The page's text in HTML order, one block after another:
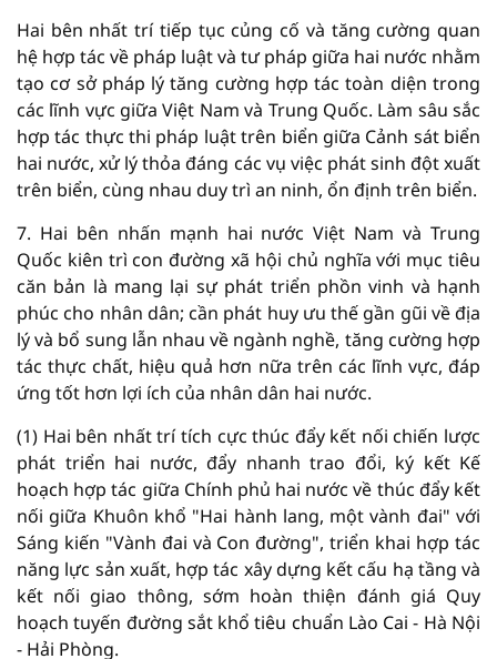
Hai bên nhất trí tiếp tục củng cố và tăng cường quan
hệ hợp tác về pháp luật và tư pháp giữa hai nước nhằm
tạo cơ sở pháp lý tăng cường hợp tác toàn diện trong
các lĩnh vực giữa Việt Nam và Trung Quốc. Làm sâu sắc
hợp tác thực thi pháp luật trên biển giữa Cảnh sát biển
hai nước, xử lý thỏa đáng các vụ việc phát sinh đột xuất
trên biển, cùng nhau duy trì an ninh, ổn định trên biển.
7. Hai bên nhấn mạnh hai nước Việt Nam và Trung
Quốc kiên trì con đường xã hội chủ nghĩa với mục tiêu
căn bản là mang lại sự phát triển phồn vinh và hạnh
phúc cho nhân dân; cần phát huy ưu thế gần gũi về địa
lý và bổ sung lẫn nhau về ngành nghề, tăng cường hợp
tác thực chất, hiệu quả hơn nữa trên các lĩnh vực, đáp
ứng tốt hơn lợi ích của nhân dân hai nước.
(1) Hai bên nhất trí tích cực thúc đẩy kết nối chiến lược
phát triển hai nước, đẩy nhanh trao đổi, ký kết Kế
hoạch hợp tác giữa Chính phủ hai nước về thúc đẩy kết
nối giữa Khuôn khổ "Hai hành lang, một vành đai" với
Sáng kiến "Vành đai và Con đường", triển khai hợp tác
năng lực sản xuất, hợp tác xây dựng kết cấu hạ tầng và
kết nối giao thông, sớm hoàn thiện đánh giá Quy
hoạch tuyến đường sắt khổ tiêu chuẩn Lào Cai - Hà Nội
- Hải Phòng.